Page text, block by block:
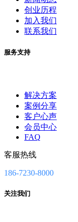
创业历程
加入我们
联系我们
服务支持
解决方案
案例分享
客户心声
会员中心
FAQ
客服热线
186-7230-8000
关注我们